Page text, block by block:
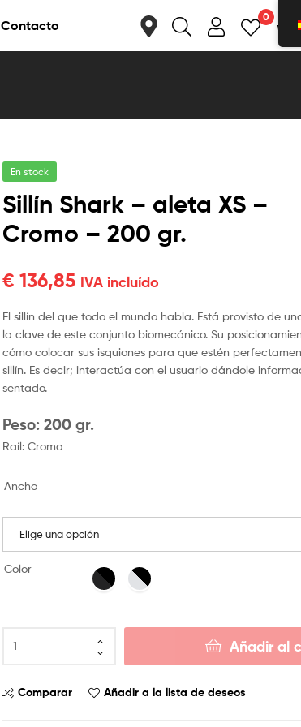
Contacto
0
En stock
Sillín Shark – aleta XS –
Cromo – 200 gr.
€ 136,85 IVA incluído
El sillín del que todo el mundo habla. Está provisto de
la clave de este conjunto biomecánico. Su
cómo colocar sus isquiones para que estén
sillín. Es decir; interactúa con el usuario dándole
sentado.
Peso: 200 gr.
Raíl: Cromo
Ancho
Elige una opción
Color
Añadir al
Comparar Añadir a la lista de deseos